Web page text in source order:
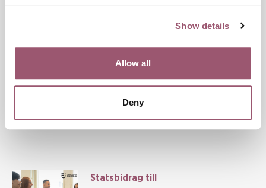
Show details
Allow all
Deny
Öppna i webbläsare
Statsbidrag till